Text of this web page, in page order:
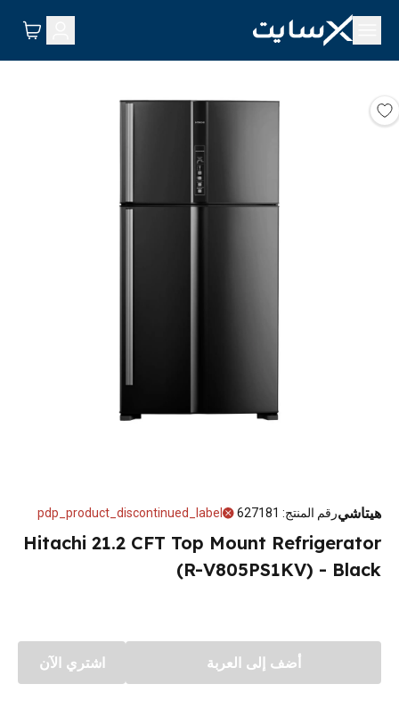
هيتاشيرقم المنتج:
627181
pdp_product_discontinued_label
Hitachi 21.2 CFT Top Mount Refrigerator
(R-V805PS1KV) - Black
أضف إلى العربة اشتري الآن